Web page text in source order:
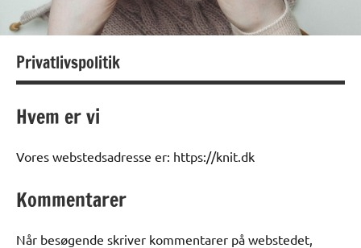
Privatlivspolitik
Hvem er vi
Vores webstedsadresse er: https://knit.dk
Kommentarer
Når besøgende skriver kommentarer på webstedet,